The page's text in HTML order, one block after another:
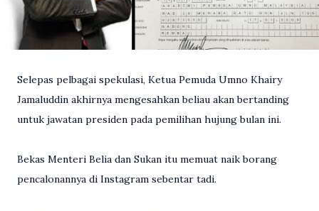
Selepas pelbagai spekulasi, Ketua Pemuda Umno Khairy
Jamaluddin akhirnya mengesahkan beliau akan bertanding
untuk jawatan presiden pada pemilihan hujung bulan ini.
Bekas Menteri Belia dan Sukan itu memuat naik borang
pencalonannya di Instagram sebentar tadi.